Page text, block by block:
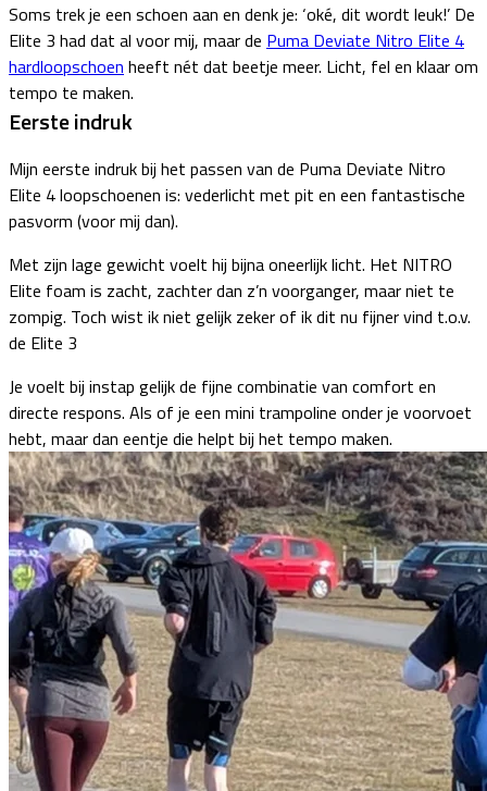
Soms trek je een schoen aan en denk je: ‘oké, dit wordt leuk!’ De
Elite 3 had dat al voor mij, maar de Puma Deviate Nitro Elite 4
hardloopschoen heeft nét dat beetje meer. Licht, fel en klaar om
tempo te maken.
Eerste indruk
Mijn eerste indruk bij het passen van de Puma Deviate Nitro
Elite 4 loopschoenen is: vederlicht met pit en een fantastische
pasvorm (voor mij dan).
Met zijn lage gewicht voelt hij bijna oneerlijk licht. Het NITRO
Elite foam is zacht, zachter dan z’n voorganger, maar niet te
zompig. Toch wist ik niet gelijk zeker of ik dit nu fijner vind t.o.v.
de Elite 3
Je voelt bij instap gelijk de fijne combinatie van comfort en
directe respons. Als of je een mini trampoline onder je voorvoet
hebt, maar dan eentje die helpt bij het tempo maken.